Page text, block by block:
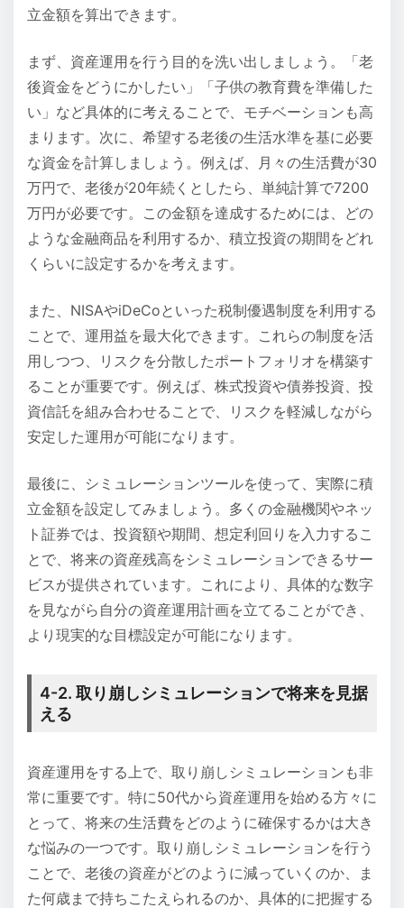
立金額を算出できます。
まず、資産運用を行う目的を洗い出しましょう。「老
後資金をどうにかしたい」「子供の教育費を準備した
い」など具体的に考えることで、モチベーションも高
まります。次に、希望する老後の生活水準を基に必要
な資金を計算しましょう。例えば、月々の生活費が30
万円で、老後が20年続くとしたら、単純計算で7200
万円が必要です。この金額を達成するためには、どの
ような金融商品を利用するか、積立投資の期間をどれ
くらいに設定するかを考えます。
また、NISAやiDeCoといった税制優遇制度を利用する
ことで、運用益を最大化できます。これらの制度を活
用しつつ、リスクを分散したポートフォリオを構築す
ることが重要です。例えば、株式投資や債券投資、投
資信託を組み合わせることで、リスクを軽減しながら
安定した運用が可能になります。
最後に、シミュレーションツールを使って、実際に積
立金額を設定してみましょう。多くの金融機関やネッ
ト証券では、投資額や期間、想定利回りを入力するこ
とで、将来の資産残高をシミュレーションできるサー
ビスが提供されています。これにより、具体的な数字
を見ながら自分の資産運用計画を立てることができ、
より現実的な目標設定が可能になります。
4-2. 取り崩しシミュレーションで将来を見据
える
資産運用をする上で、取り崩しシミュレーションも非
常に重要です。特に50代から資産運用を始める方々に
とって、将来の生活費をどのように確保するかは大き
な悩みの一つです。取り崩しシミュレーションを行う
ことで、老後の資産がどのように減っていくのか、ま
た何歳まで持ちこたえられるのか、具体的に把握する